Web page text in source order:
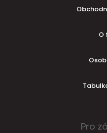
O
Pro